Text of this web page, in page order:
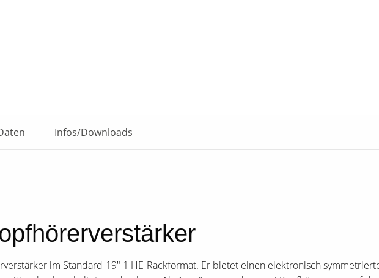
Infos/Downloads
im Standard-19″ 1 HE-Rackformat. Er bietet einen elektronisch